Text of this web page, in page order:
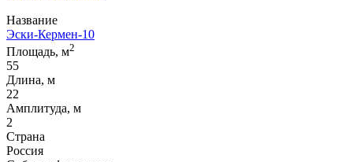
Название
Эски-Кермен-10
Площадь, м2
55
Длина, м
22
Амплитуда, м
2
Страна
Россия